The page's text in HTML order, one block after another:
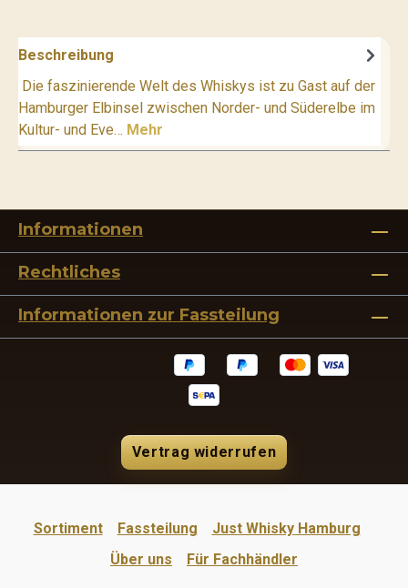
Beschreibung
Die faszinierende Welt des Whiskys ist zu Gast auf der
Hamburger Elbinsel zwischen Norder- und Süderelbe im
Kultur- und Eve… Mehr
Informationen
Rechtliches
Informationen zur Fassteilung
Vertrag widerrufen
Sortiment Fassteilung
Just Whisky Hamburg
Über uns
Für Fachhändler